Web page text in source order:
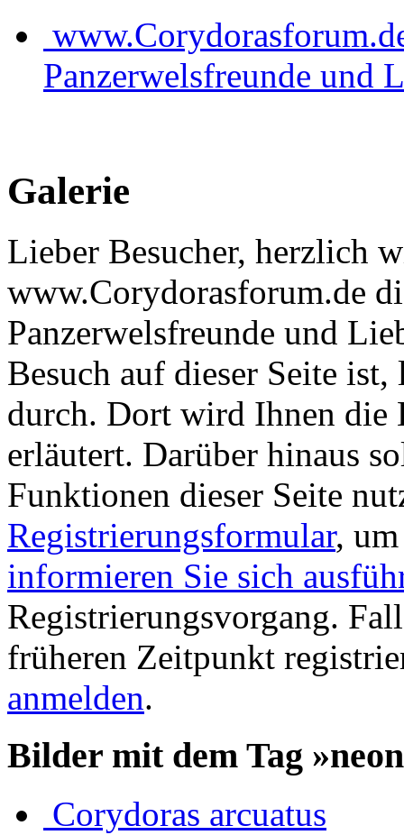
Panzerwelsfreunde und
Galerie
Lieber Besucher, herzlich
www.Corydorasforum.de
Panzerwelsfreunde und
Besuch auf dieser Seite
durch. Dort wird Ihnen die
erläutert. Darüber hinaus
Funktionen dieser Seite
Registrierungsformular,
informieren Sie sich
Registrierungsvorgang.
früheren Zeitpunkt
anmelden.
Bilder mit dem Tag
Corydoras arcuatus